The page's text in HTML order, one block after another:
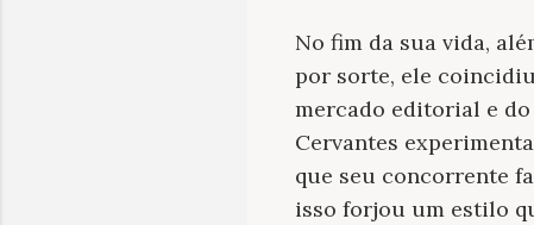
No fim da sua vida,
por sorte, ele
mercado editorial e
Cervantes
que seu concorrente
isso forjou um estilo